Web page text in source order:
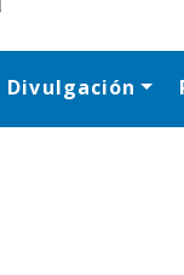
Divulgación